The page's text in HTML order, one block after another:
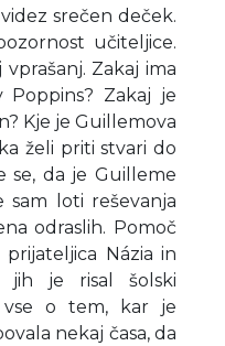
srečen deček.
učiteljice.
Zakaj ima
Zakaj je
Kje je Guillemova
želi priti stvari do
se, da je Guilleme
sam loti reševanja
odraslih. Pomoč
Názia in
jih je risal šolski
vse o tem, kar je
nekaj časa, da